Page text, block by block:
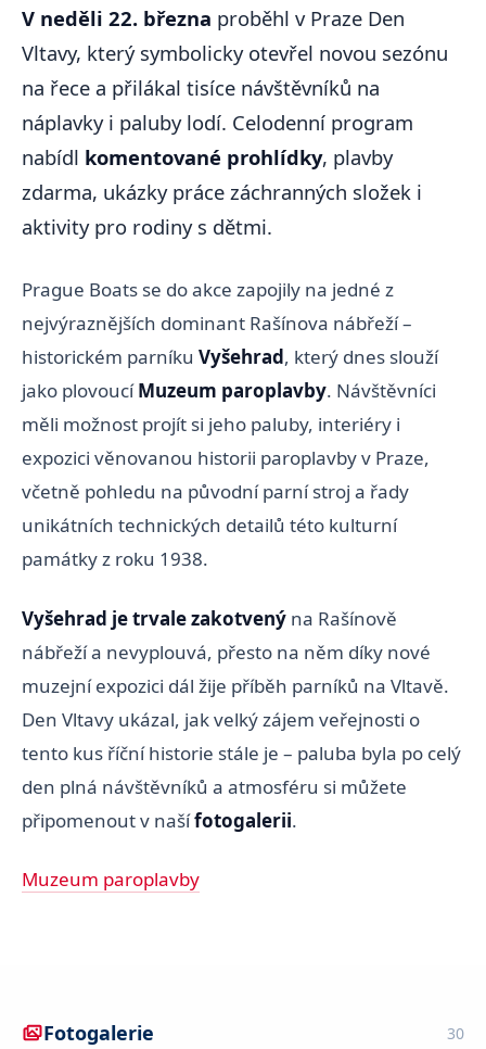
V neděli 22. března proběhl v Praze Den
Vltavy, který symbolicky otevřel novou sezónu
na řece a přilákal tisíce návštěvníků na
náplavky i paluby lodí. Celodenní program
nabídl komentované prohlídky, plavby
zdarma, ukázky práce záchranných složek i
aktivity pro rodiny s dětmi.
Prague Boats se do akce zapojily na jedné z
nejvýraznějších dominant Rašínova nábřeží –
historickém parníku Vyšehrad, který dnes slouží
jako plovoucíMuzeum paroplavby. Návštěvníci
měli možnost projít si jeho paluby, interiéry i
expozici věnovanou historii paroplavby v Praze,
včetně pohledu na původní parní stroj a řady
unikátních technických detailů této kulturní
památky z roku 1938.
Vyšehrad je trvale zakotvený na Rašínově
nábřeží a nevyplouvá, přesto na něm díky nové
muzejní expozici dál žije příběh parníků na Vltavě.
Den Vltavy ukázal, jak velký zájem veřejnosti o
tento kus říční historie stále je – paluba byla po celý
den plná návštěvníků a atmosféru si můžete
připomenout v našífotogalerii.
Muzeum paroplavby
Fotogalerie 30